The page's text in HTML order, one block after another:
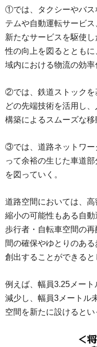
①では、タクシーやバス
テムや自動運転サービ
新たなサービスを駆使
性の向上を図るととも
域内における物流の効率
②では、鉄道ストックを
どの先端技術を活用し
構築によるスムーズな移
③では、道路ネットワー
って余裕の生じた車道
を図っていく。
道路空間においては、
縮小の可能性もある自
歩行者・自転車空間の
間の確保やゆとりのあ
創出することができると
例えば、幅員3.25メー
減少し、幅員3メートル
空間を新たに設けるとい